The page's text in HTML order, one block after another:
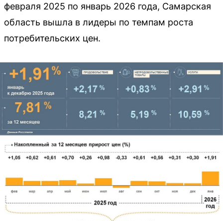
февраля 2025 по январь 2026 года, Самарская
область вышла в лидеры по темпам роста
потребительских цен.